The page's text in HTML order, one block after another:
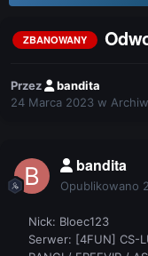
ZBANOWANY
Przez
bandita
24 Marca 2023 w
bandita
Opublikowano
Nick: Bloec123
Serwer: [4FUN] CS-